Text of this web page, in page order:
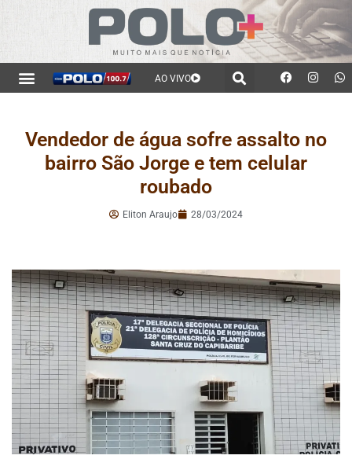
AO VIVO
Vendedor de água sofre assalto no
bairro São Jorge e tem celular
roubado
Eliton Araujo 28/03/2024